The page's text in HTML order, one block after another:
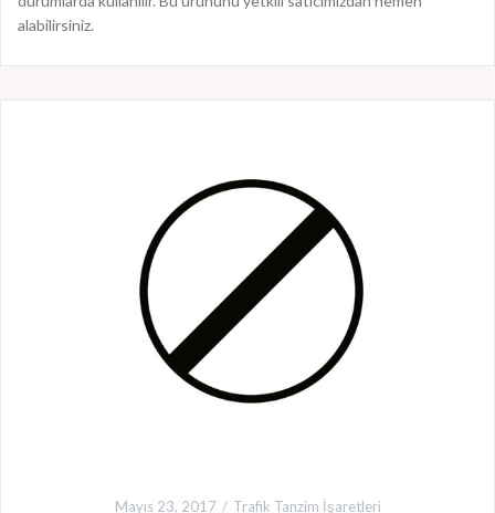
alabilirsiniz.
Mayıs 23, 2017 Trafik Tanzim İşaretleri